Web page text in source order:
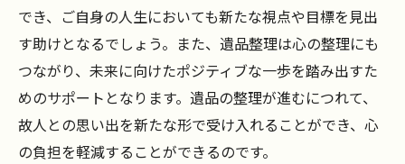
新しい生活への準備としての整理
心に寄り添うアプローチの具体例
遺品整理で出会う思い出と未来
プロセスを通じて得られる心の変化
思い出を大切にした遺品整理の重要性とは
でき、ご自身の人生においても新たな視点や目標を見出
す助けとなるでしょう。また、遺品整理は心の整理にも
つながり、未来に向けたポジティブな一歩を踏み出すた
めのサポートとなります。遺品の整理が進むにつれて、
故人との思い出を新たな形で受け入れることができ、心
の負担を軽減することができるのです。